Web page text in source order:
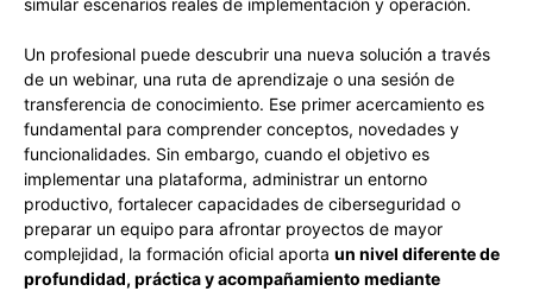
simular escenarios reales de implementación y operación.
Un profesional puede descubrir una nueva solución a través
de un webinar, una ruta de aprendizaje o una sesión de
transferencia de conocimiento. Ese primer acercamiento es
fundamental para comprender conceptos, novedades y
funcionalidades. Sin embargo, cuando el objetivo es
implementar una plataforma, administrar un entorno
productivo, fortalecer capacidades de ciberseguridad o
preparar un equipo para afrontar proyectos de mayor
complejidad, la formación oficial aporta un nivel diferente de
profundidad, práctica y acompañamiento mediante